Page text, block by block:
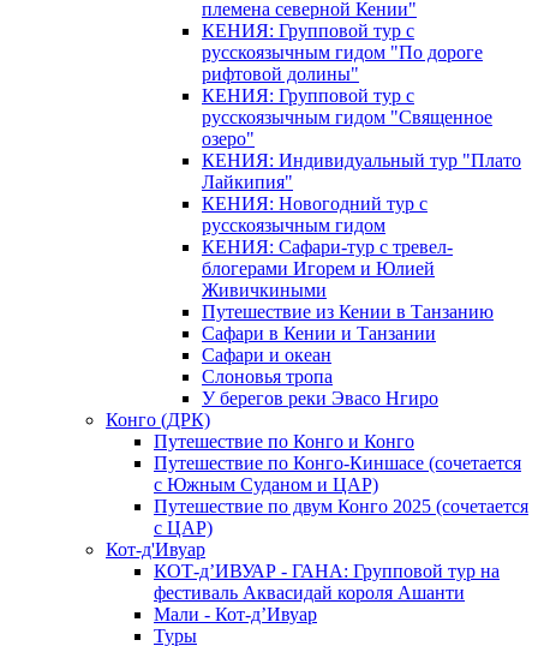
племена северной Кении"
КЕНИЯ: Групповой тур с
русскоязычным гидом "По дороге
рифтовой долины"
КЕНИЯ: Групповой тур с
русскоязычным гидом "Священное
озеро"
КЕНИЯ: Индивидуальный тур "Плато
Лайкипия"
КЕНИЯ: Новогодний тур с
русскоязычным гидом
КЕНИЯ: Сафари-тур с тревел-
блогерами Игорем и Юлией
Живичкиными
Путешествие из Кении в Танзанию
Сафари в Кении и Танзании
Сафари и океан
Слоновья тропа
У берегов реки Эвасо Нгиро
Конго (ДРК)
Путешествие по Конго и Конго
Путешествие по Конго-Киншасе (сочетается
с Южным Суданом и ЦАР)
Путешествие по двум Конго 2025 (сочетается
с ЦАР)
Кот-д'Ивуар
КОТ-д’ИВУАР - ГАНА: Групповой тур на
фестиваль Аквасидай короля Ашанти
Мали - Кот-д’Ивуар
Туры